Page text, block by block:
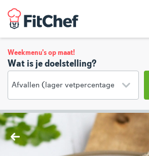
Weekmenu's op maat!
Wat is je doelstelling?